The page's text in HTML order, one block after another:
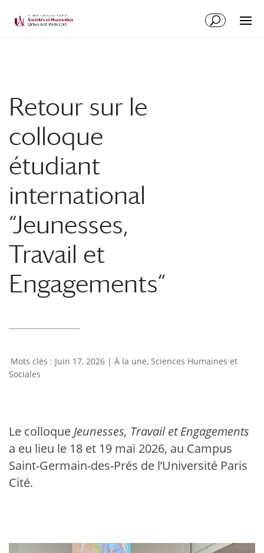
Retour sur le
colloque
étudiant
international
“Jeunesses,
Travail et
Engagements”
Juin 17, 2026 | À la une, Sciences Humaines et
Sociales
Le colloque Jeunesses, Travail et Engagements
a eu lieu le 18 et 19 mai 2026, au Campus
Saint-Germain-des-Prés de l’Université Paris
Cité.